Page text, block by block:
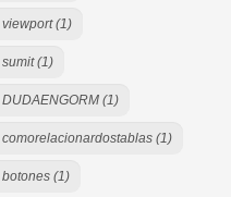
viewport (1)
sumit (1)
DUDAENGORM (1)
comorelacionardostablas (1)
botones (1)